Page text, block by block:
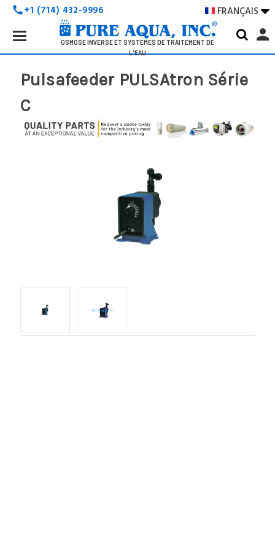
call+1 (714) 432-9996 FRANÇAIS 
OSMOSE INVERSE ET SYSTÈMES DE TRAITEMENT DE
L'EAU
Search
Keyword:
person
Pulsafeeder PULSAtron Série
C